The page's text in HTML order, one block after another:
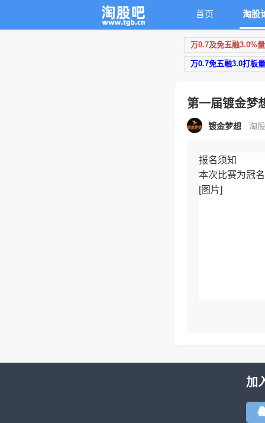
首页 淘股
万0.7及免五融3.0%
万0.7免五融3.0打板
第一届镀金梦
镀金梦想 淘
报名须知
本次比赛为冠
[图片]
加